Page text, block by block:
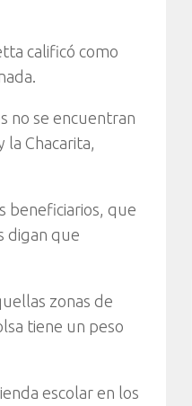
calificó como
no se encuentran
la Chacarita,
beneficiarios, que
digan que
zonas de
tiene un peso
escolar en los